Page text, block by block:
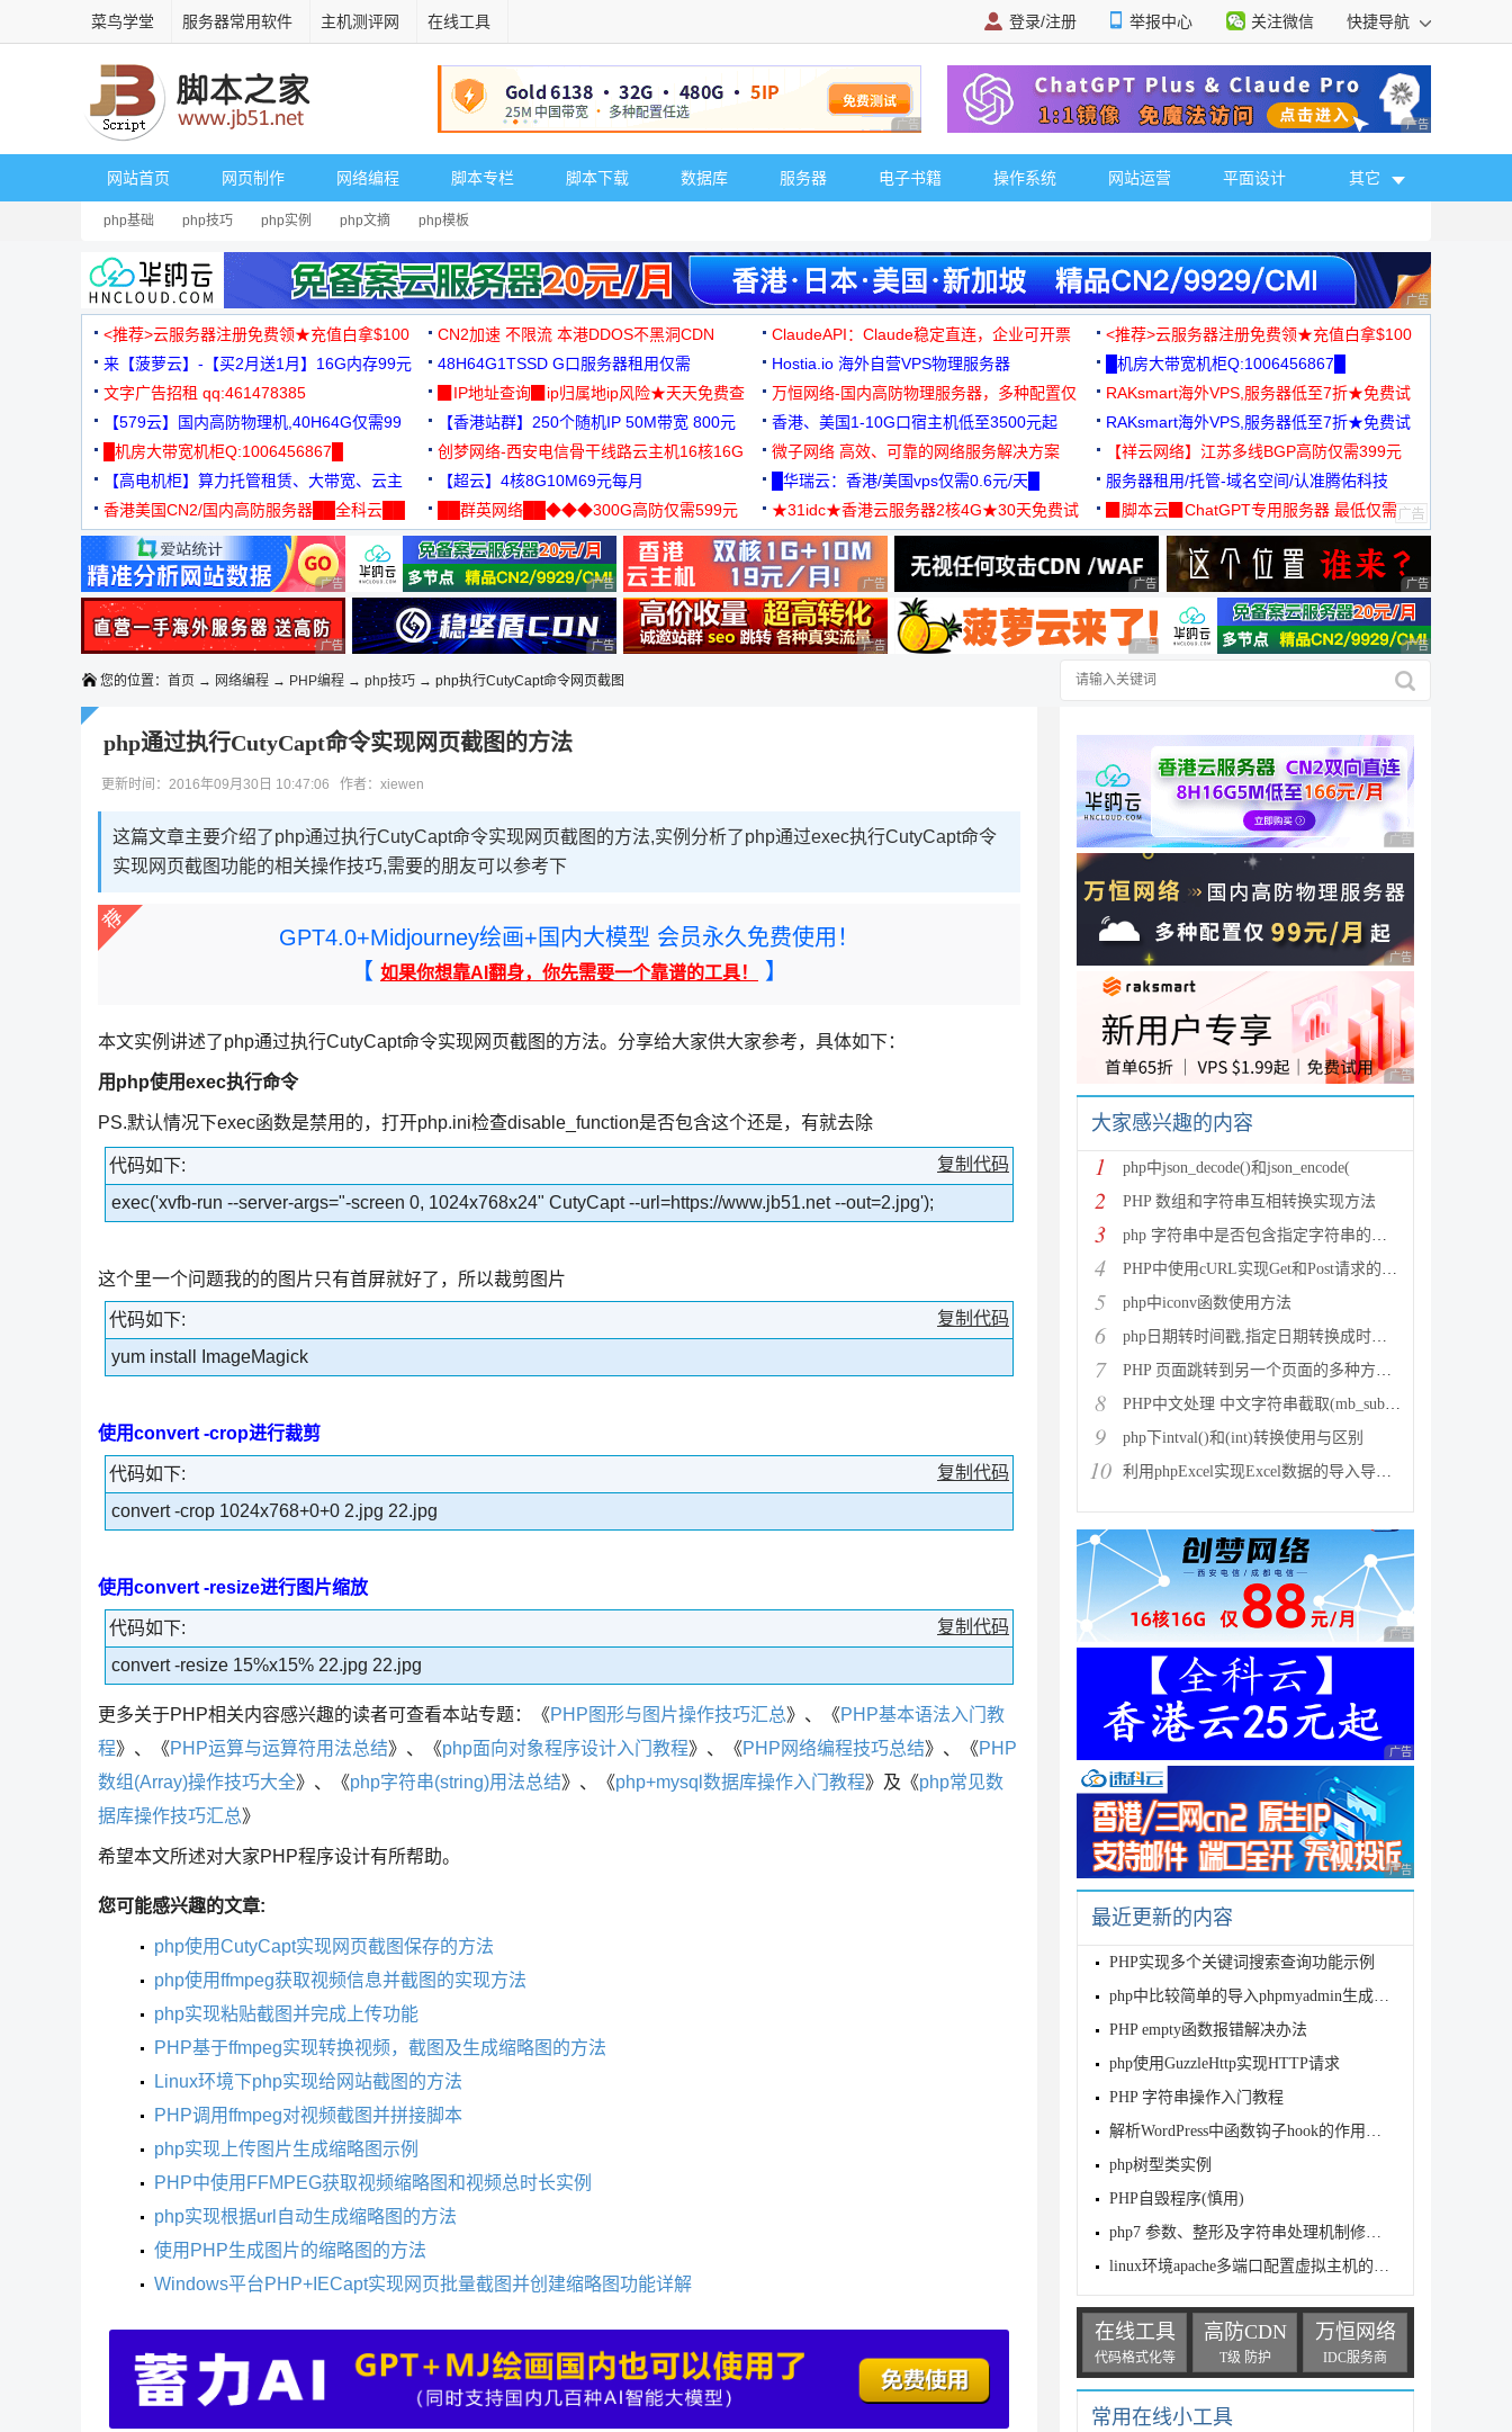
菜鸟学堂 服务器常用软件 主机测评网 在线工具 登录/注册 举报中心 关注微信 快捷导航
广告 商业广告，理性选择 广告 商业广告，理
网站首页 网页制作 网络编程 脚本专栏 脚本下载 数据库 服务器 电子书籍 操作系统 网站运营 平面设计 其它
php基础 php技巧 php实例 php文摘 php模板
广告 商业广告，理
<推荐>云服务器注册免费领★充值白拿$100 CN2加速 不限流 本港DDOS不黑洞CDN ClaudeAPI：Claude稳定直连，企业可开票
<推荐>云服务器注册免费领★充值白拿$100
来【菠萝云】-【买2月送1月】16G内存99元
48H64G1TSSD G口服务器租用仅需
3000+可免费测试
Hostia.io 海外自营VPS物理服务器
█机房大带宽机柜Q:1006456867█
文字广告招租 qq:461478385
▉IP地址查询▉ip归属地ip风险★天天免费查
万恒网络-国内高防物理服务器，多种配置仅
99元/月起
RAKsmart海外VPS,服务器低至7折★免费试
用★
【579云】国内高防物理机,40H64G仅需99
元
【香港站群】250个随机IP 50M带宽 800元 香港、美国1-10G口宿主机低至3500元起
RAKsmart海外VPS,服务器低至7折★免费试
用★
█机房大带宽机柜Q:1006456867█
创梦网络-西安电信骨干线路云主机16核16G
88元/月
微子网络 高效、可靠的网络服务解决方案
【祥云网络】江苏多线BGP高防仅需399元
【高电机柜】算力托管租赁、大带宽、云主
机
【超云】4核8G10M69元每月 █华瑞云：香港/美国vps仅需0.6元/天█
服务器租用/托管-域名空间/认准腾佑科技
香港美国CN2/国内高防服务器██全科云██
██群英网络██◆◆◆300G高防仅需599元
◆◆◆
★31idc★香港云服务器2核4G★30天免费试
用◆
▉脚本云▉ChatGPT专用服务器 最低仅需
19元/月
广告 商业广告，理性选择 广告 商业广告，理性选择 广告 商业广告，理性选择 广告 商业广告，理性选择 广告 商业广告，理
广告 商业广告，理性选择 广告 商业广告，理性选择 广告 商业广告，理性选择 广告 商业广告，理性选择 广告 商业广告，理
您的位置： 首页 → 网络编程 → PHP编程 → php技巧 → php执行CutyCapt命令网页截图
php通过执行CutyCapt命令实现网页截图的方法
更新时间：2016年09月30日 10:47:06 作者：xiewen
这篇文章主要介绍了php通过执行CutyCapt命令实现网页截图的方法,实例分析了php通过exec执行CutyCapt命令
实现网页截图功能的相关操作技巧,需要的朋友可以参考下
GPT4.0+Midjourney绘画+国内大模型 会员永久免费使用！
【 如果你想靠AI翻身，你先需要一个靠谱的工具！ 】
本文实例讲述了php通过执行CutyCapt命令实现网页截图的方法。分享给大家供大家参考，具体如下：
用php使用exec执行命令
PS.默认情况下exec函数是禁用的，打开php.ini检查disable_function是否包含这个还是，有就去除
复制代码
代码如下:
exec('xvfb-run --server-args="-screen 0, 1024x768x24" CutyCapt --url=https://www.jb51.net --out=2.jpg');
这个里一个问题我的的图片只有首屏就好了，所以裁剪图片
复制代码
代码如下:
yum install ImageMagick
使用convert -crop进行裁剪
复制代码
代码如下:
convert -crop 1024x768+0+0 2.jpg 22.jpg
使用convert -resize进行图片缩放
复制代码
代码如下:
convert -resize 15%x15% 22.jpg 22.jpg
更多关于PHP相关内容感兴趣的读者可查看本站专题：《PHP图形与图片操作技巧汇总》、《PHP基本语法入门教
程》、《PHP运算与运算符用法总结》、《php面向对象程序设计入门教程》、《PHP网络编程技巧总结》、《PHP
数组(Array)操作技巧大全》、《php字符串(string)用法总结》、《php+mysql数据库操作入门教程》及《php常见数
据库操作技巧汇总》
希望本文所述对大家PHP程序设计有所帮助。
您可能感兴趣的文章:
php使用CutyCapt实现网页截图保存的方法
php使用ffmpeg获取视频信息并截图的实现方法
php实现粘贴截图并完成上传功能
PHP基于ffmpeg实现转换视频，截图及生成缩略图的方法
Linux环境下php实现给网站截图的方法
PHP调用ffmpeg对视频截图并拼接脚本
php实现上传图片生成缩略图示例
PHP中使用FFMPEG获取视频缩略图和视频总时长实例
php实现根据url自动生成缩略图的方法
使用PHP生成图片的缩略图的方法
Windows平台PHP+IECapt实现网页批量截图并创建缩略图功能详解
广告 商业广告，理性
广告 商业广告，理性
广告 商业广告，理性
大家感兴趣的内容
1 php中json_decode()和json_encode(
2 PHP 数组和字符串互相转换实现方法
3 php 字符串中是否包含指定字符串的多种方法
4 PHP中使用cURL实现Get和Post请求的方法
5 php中iconv函数使用方法
6 php日期转时间戳,指定日期转换成时间戳
7 PHP 页面跳转到另一个页面的多种方法方法总结
8 PHP中文处理 中文字符串截取(mb_substr)和获取中
9 php下intval()和(int)转换使用与区别
10 利用phpExcel实现Excel数据的导入导出(全步骤详细
广告 商业广告，理性
广告 商业广告，理性
广告 商业广告，理性
最近更新的内容
PHP实现多个关键词搜索查询功能示例
php中比较简单的导入phpmyadmin生成的sql文件的方法
PHP empty函数报错解决办法
php使用GuzzleHttp实现HTTP请求
PHP 字符串操作入门教程
解析WordPress中函数钩子hook的作用及基本用法
php树型类实例
PHP自毁程序(慎用)
php7 参数、整形及字符串处理机制修改实例分析
linux环境apache多端口配置虚拟主机的方法深入介绍
在线工具
代码格式化等
高防CDN
T级 防护
万恒网络
IDC服务商
常用在线小工具